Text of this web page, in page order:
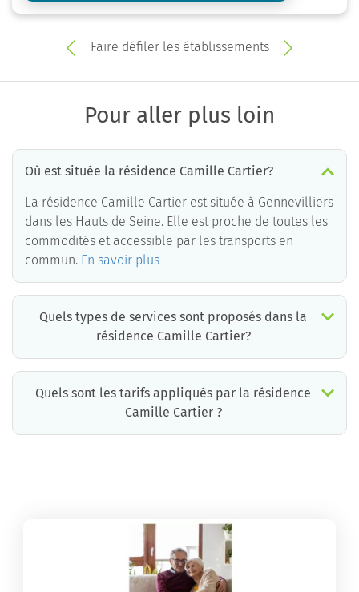
Faire défiler les établissements
Pour aller plus loin
Où est située la résidence Camille Cartier?
La résidence Camille Cartier est située à Gennevilliers
dans les Hauts de Seine. Elle est proche de toutes les
commodités et accessible par les transports en
commun. En savoir plus
Quels types de services sont proposés dans la
résidence Camille Cartier?
Quels sont les tarifs appliqués par la résidence
Camille Cartier ?